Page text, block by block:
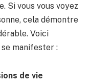
Si vous vous voyez
cela démontre
Voici
manifester :
de vie